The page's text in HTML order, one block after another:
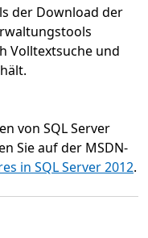
der Download der
Volltextsuche und
von SQL Server
Sie auf der MSDN-
in SQL Server 2012.